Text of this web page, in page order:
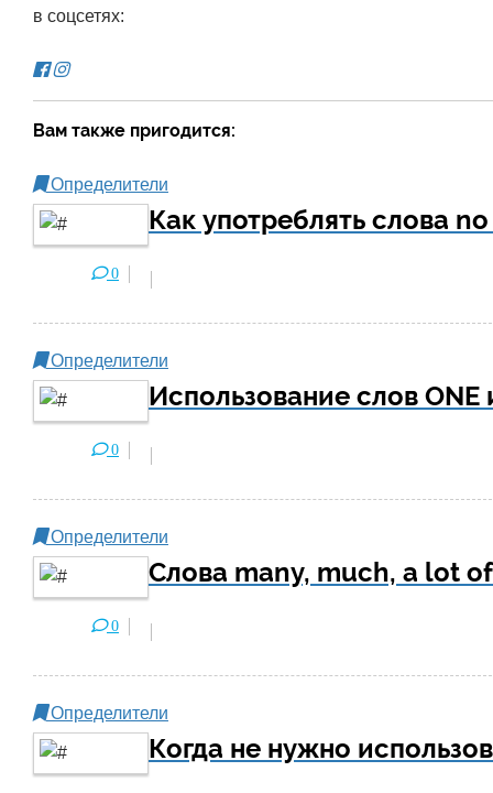
в соцсетях:
Вам также пригодится:
Определители
Как употреблять слова
0
Определители
Использование слов ONE
0
Определители
Слова many, much, a lot
0
Определители
Когда не нужно